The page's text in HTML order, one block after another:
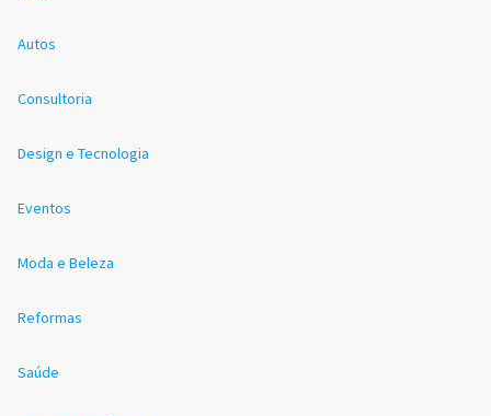
Autos
Consultoria
Design e Tecnologia
Eventos
Moda e Beleza
Reformas
Saúde